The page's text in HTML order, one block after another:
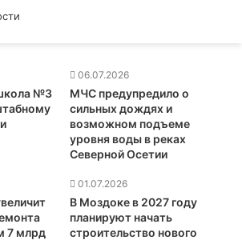
и вызовы отрасли
№3
06.07.2026
МЧС предупредило о
сильных дождях и
возможном подъеме
уровня воды в реках
Северной Осетии
7 млрд
01.07.2026
В Моздоке в 2027 году
планируют начать
строительство нового